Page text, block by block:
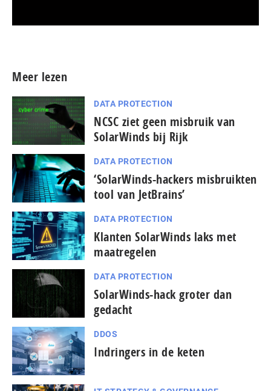
Meer lezen
DATA PROTECTION
NCSC ziet geen misbruik van
SolarWinds bij Rijk
DATA PROTECTION
‘SolarWinds-hackers misbruikten
tool van JetBrains’
DATA PROTECTION
Klanten SolarWinds laks met
maatregelen
DATA PROTECTION
SolarWinds-hack groter dan
gedacht
DDOS
Indringers in de keten